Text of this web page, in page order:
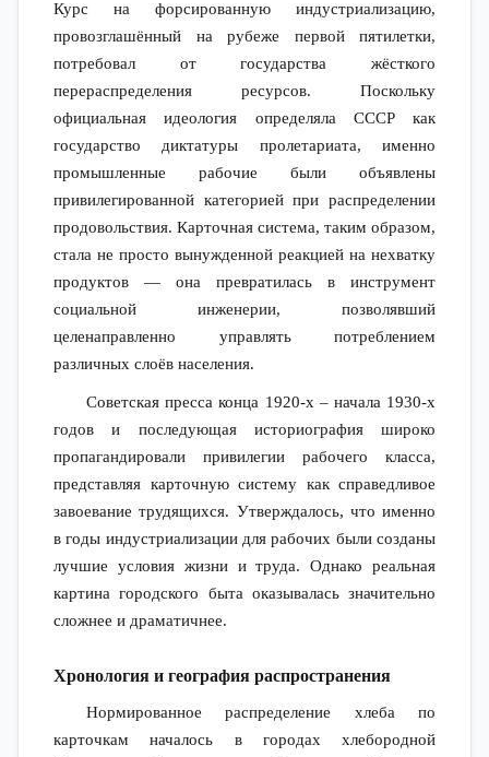
Курс на форсированную индустриализацию,
провозглашённый на рубеже первой пятилетки,
потребовал от государства жёсткого
перераспределения ресурсов. Поскольку
официальная идеология определяла СССР как
государство диктатуры пролетариата, именно
промышленные рабочие были объявлены
привилегированной категорией при распределении
продовольствия. Карточная система, таким образом,
стала не просто вынужденной реакцией на нехватку
продуктов — она превратилась в инструмент
социальной инженерии, позволявший
целенаправленно управлять потреблением
различных слоёв населения.
Советская пресса конца 1920-х – начала 1930-х
годов и последующая историография широко
пропагандировали привилегии рабочего класса,
представляя карточную систему как справедливое
завоевание трудящихся. Утверждалось, что именно
в годы индустриализации для рабочих были созданы
лучшие условия жизни и труда. Однако реальная
картина городского быта оказывалась значительно
сложнее и драматичнее.
Хронология и география распространения
Нормированное распределение хлеба по
карточкам началось в городах хлебородной